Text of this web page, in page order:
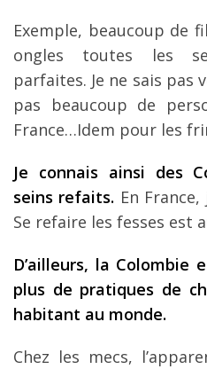
Exemple, beaucoup de
ongles toutes les
parfaites. Je ne sais pas
pas beaucoup de
France…Idem pour les
Je connais ainsi des
seins refaits. En France,
Se refaire les fesses est
D’ailleurs, la Colombie
plus de pratiques de
habitant au monde.
Chez les mecs,